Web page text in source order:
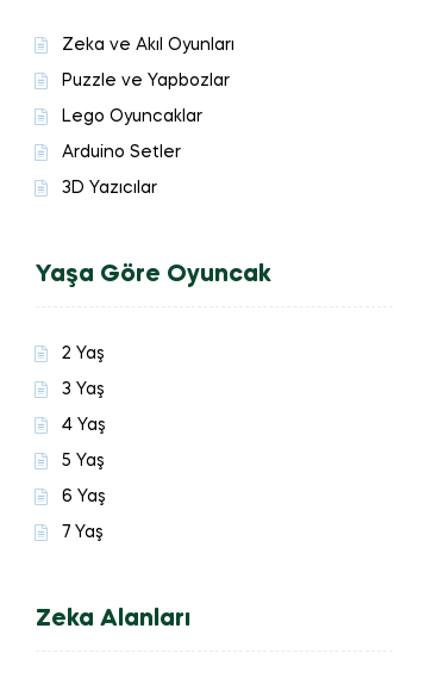
Zeka ve Akıl Oyunları
Puzzle ve Yapbozlar
Lego Oyuncaklar
Arduino Setler
3D Yazıcılar
Yaşa Göre Oyuncak
2 Yaş
3 Yaş
4 Yaş
5 Yaş
6 Yaş
7 Yaş
Zeka Alanları